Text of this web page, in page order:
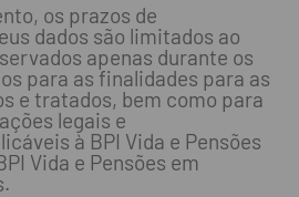
os prazos de
dados são limitados ao
apenas durante os
para as finalidades para as
e tratados, bem como para
legais e
à BPI Vida e Pensões
Vida e Pensões em